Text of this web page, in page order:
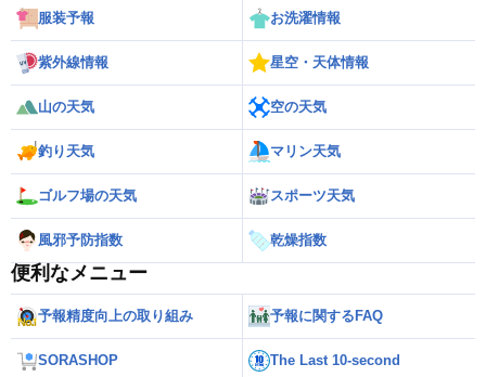
服装予報 お洗濯情報
紫外線情報 星空・天体情報
山の天気 空の天気
釣り天気 マリン天気
ゴルフ場の天気 スポーツ天気
風邪予防指数 乾燥指数
便利なメニュー
予報精度向上の取り組み 予報に関するFAQ
SORASHOP The Last 10-second